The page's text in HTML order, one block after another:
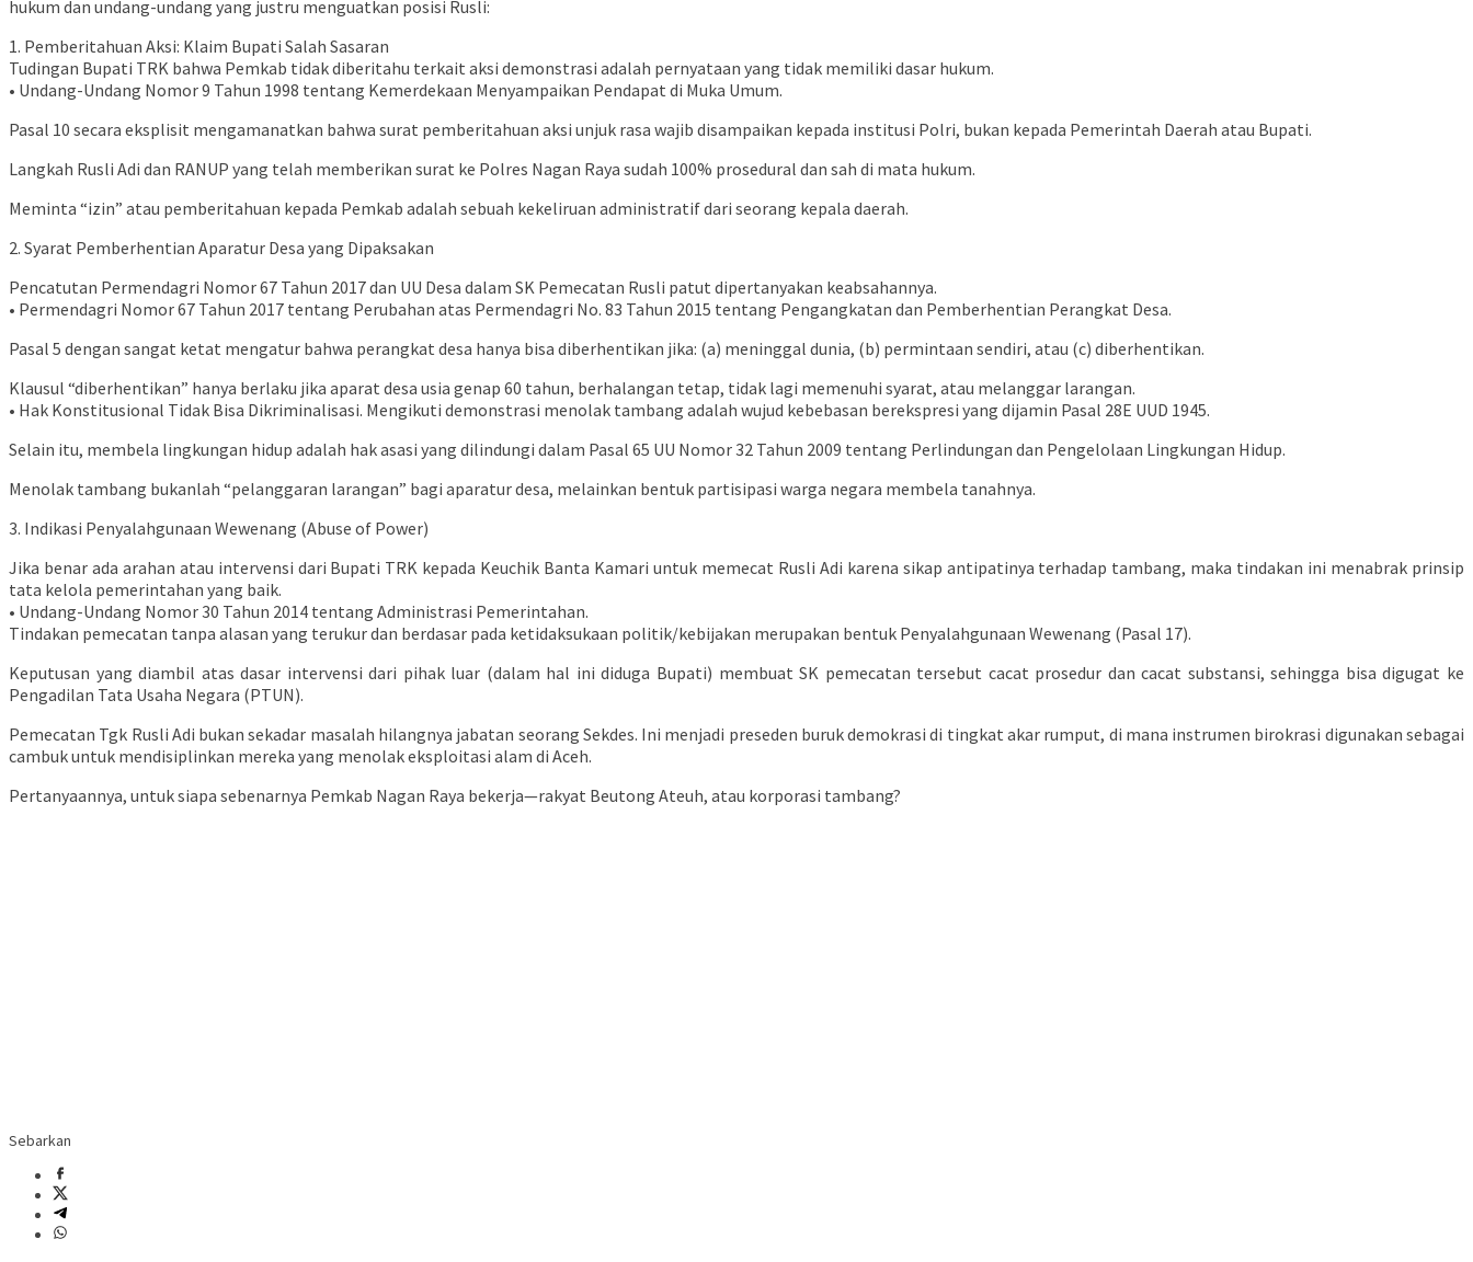
hukum dan undang-undang yang justru menguatkan posisi Rusli:
1. Pemberitahuan Aksi: Klaim Bupati Salah Sasaran
Tudingan Bupati TRK bahwa Pemkab tidak diberitahu terkait aksi demonstrasi adalah pernyataan yang tidak memiliki dasar hukum.
• Undang-Undang Nomor 9 Tahun 1998 tentang Kemerdekaan Menyampaikan Pendapat di Muka Umum.
Pasal 10 secara eksplisit mengamanatkan bahwa surat pemberitahuan aksi unjuk rasa wajib disampaikan kepada institusi Polri, bukan kepada Pemerintah Daerah atau Bupati.
Langkah Rusli Adi dan RANUP yang telah memberikan surat ke Polres Nagan Raya sudah 100% prosedural dan sah di mata hukum.
Meminta “izin” atau pemberitahuan kepada Pemkab adalah sebuah kekeliruan administratif dari seorang kepala daerah.
2. Syarat Pemberhentian Aparatur Desa yang Dipaksakan
Pencatutan Permendagri Nomor 67 Tahun 2017 dan UU Desa dalam SK Pemecatan Rusli patut dipertanyakan keabsahannya.
• Permendagri Nomor 67 Tahun 2017 tentang Perubahan atas Permendagri No. 83 Tahun 2015 tentang Pengangkatan dan Pemberhentian Perangkat Desa.
Pasal 5 dengan sangat ketat mengatur bahwa perangkat desa hanya bisa diberhentikan jika: (a) meninggal dunia, (b) permintaan sendiri, atau (c) diberhentikan.
Klausul “diberhentikan” hanya berlaku jika aparat desa usia genap 60 tahun, berhalangan tetap, tidak lagi memenuhi syarat, atau melanggar larangan.
• Hak Konstitusional Tidak Bisa Dikriminalisasi. Mengikuti demonstrasi menolak tambang adalah wujud kebebasan berekspresi yang dijamin Pasal 28E UUD 1945.
Selain itu, membela lingkungan hidup adalah hak asasi yang dilindungi dalam Pasal 65 UU Nomor 32 Tahun 2009 tentang Perlindungan dan Pengelolaan Lingkungan Hidup.
Menolak tambang bukanlah “pelanggaran larangan” bagi aparatur desa, melainkan bentuk partisipasi warga negara membela tanahnya.
3. Indikasi Penyalahgunaan Wewenang (Abuse of Power)
Jika benar ada arahan atau intervensi dari Bupati TRK kepada Keuchik Banta Kamari untuk memecat Rusli Adi karena sikap antipatinya terhadap tambang, maka tindakan ini menabrak prinsip
tata kelola pemerintahan yang baik.
• Undang-Undang Nomor 30 Tahun 2014 tentang Administrasi Pemerintahan.
Tindakan pemecatan tanpa alasan yang terukur dan berdasar pada ketidaksukaan politik/kebijakan merupakan bentuk Penyalahgunaan Wewenang (Pasal 17).
Keputusan yang diambil atas dasar intervensi dari pihak luar (dalam hal ini diduga Bupati) membuat SK pemecatan tersebut cacat prosedur dan cacat substansi, sehingga bisa digugat ke
Pengadilan Tata Usaha Negara (PTUN).
Pemecatan Tgk Rusli Adi bukan sekadar masalah hilangnya jabatan seorang Sekdes. Ini menjadi preseden buruk demokrasi di tingkat akar rumput, di mana instrumen birokrasi digunakan sebagai
cambuk untuk mendisiplinkan mereka yang menolak eksploitasi alam di Aceh.
Pertanyaannya, untuk siapa sebenarnya Pemkab Nagan Raya bekerja—rakyat Beutong Ateuh, atau korporasi tambang?
Sebarkan